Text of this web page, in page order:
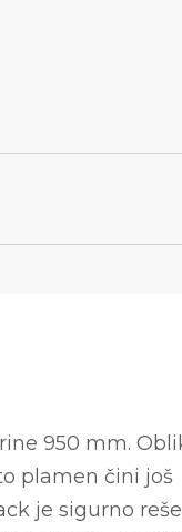
950 mm.
plamen čini još
je sigurno